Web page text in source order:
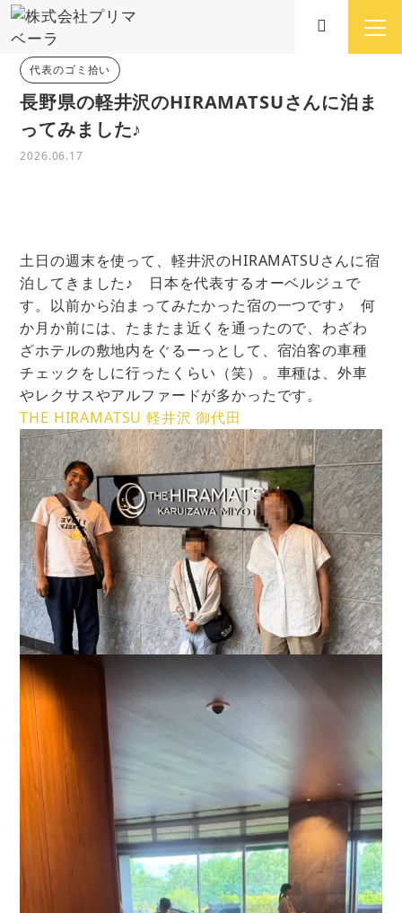
代表のゴミ拾い
長野県の軽井沢のHIRAMATSUさんに泊ま
ってみました♪
2026.06.17
土日の週末を使って、軽井沢のHIRAMATSUさんに宿
泊してきました♪ 日本を代表するオーベルジュで
す。以前から泊まってみたかった宿の一つです♪ 何
か月か前には、たまたま近くを通ったので、わざわ
ざホテルの敷地内をぐるーっとして、宿泊客の車種
チェックをしに行ったくらい（笑）。車種は、外車
やレクサスやアルファードが多かったです。
THE HIRAMATSU 軽井沢 御代田